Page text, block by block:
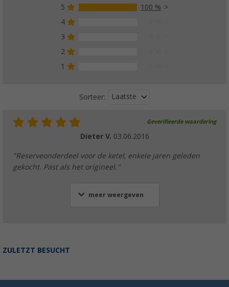
5
100 %
4
3
2
1
Sorteer: Laatste
Geverifieerde waardering
Dieter V. 03.06.2016
"Reserveonderdeel voor de ketel, enkele jaren geleden
gekocht. Past als het origineel."
meer weergeven
ZULETZT BESUCHT